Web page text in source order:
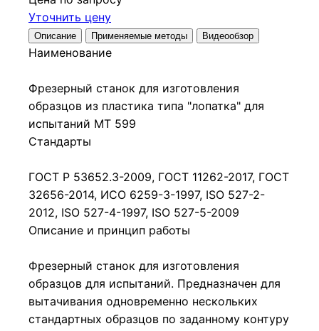
Уточнить цену
Описание Применяемые методы Видеообзор
Наименование
Фрезерный станок для изготовления
образцов из пластика типа "лопатка" для
испытаний МТ 599
Стандарты
ГОСТ Р 53652.3-2009, ГОСТ 11262-2017, ГОСТ
32656-2014, ИСО 6259-3-1997, ISO 527-2-
2012, ISO 527-4-1997, ISO 527-5-2009
Описание и принцип работы
Фрезерный станок для изготовления
образцов для испытаний. Предназначен для
вытачивания одновременно нескольких
стандартных образцов по заданному контуру